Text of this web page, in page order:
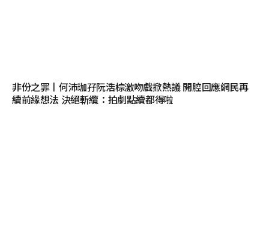
非份之罪丨何沛珈孖阮浩棕激吻戲掀熱議 開腔回應網民再
續前緣想法 決絕斬纜：拍劇點續都得啦